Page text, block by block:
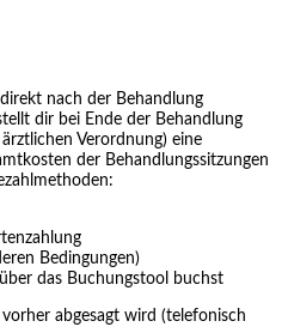
nach der Behandlung
dir bei Ende der Behandlung
Verordnung) eine
der Behandlungssitzungen
Bedingungen)
das Buchungstool buchst
abgesagt wird (telefonisch